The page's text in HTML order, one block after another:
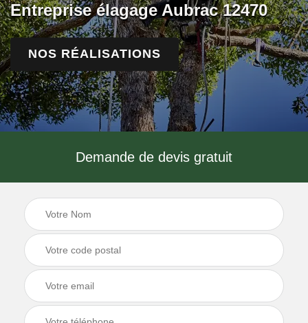
Entreprise élagage Aubrac 12470
NOS RÉALISATIONS
Demande de devis gratuit